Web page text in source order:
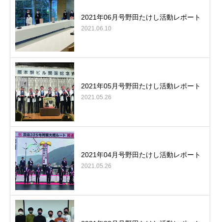
2021年06月号野田たけし活動レポート
2021.06.10
2021年05月号野田たけし活動レポート
2021.05.26
2021年04月号野田たけし活動レポート
2021.05.26